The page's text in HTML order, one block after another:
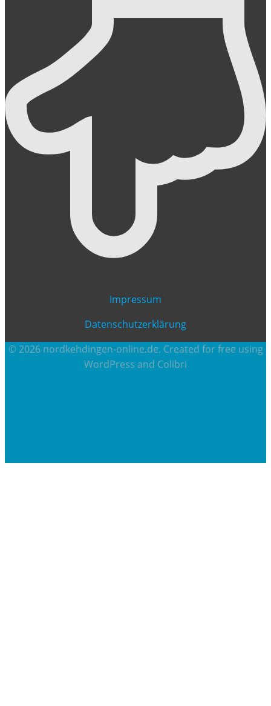
Impressum
Datenschutzerklärung
© 2026 nordkehdingen-online.de. Created for free using
WordPress and Colibri